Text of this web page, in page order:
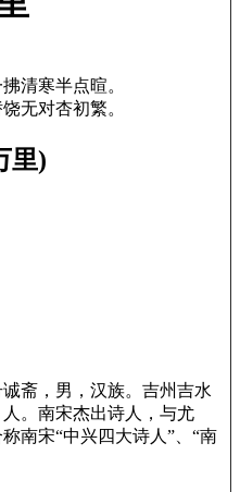
清寒半点暄。
无对杏初繁。
里)
斋，男，汉族。吉州吉水
人。南宋杰出诗人，与尤
南宋“中兴四大诗人”、“南